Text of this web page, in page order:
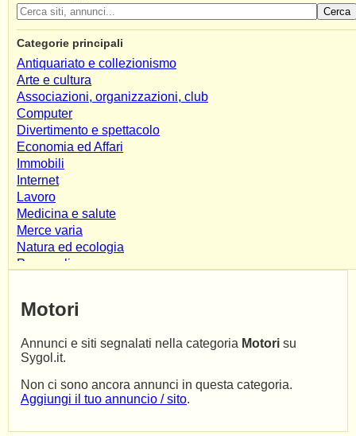
Cerca
Categorie principali
Antiquariato e collezionismo
Arte e cultura
Associazioni, organizzazioni, club
Computer
Divertimento e spettacolo
Economia ed Affari
Immobili
Internet
Lavoro
Medicina e salute
Merce varia
Natura ed ecologia
Personali
Shopping e servizi
Sport e tempo libero
Varie
Veicoli
Affiliate Marketing
App & Mobile
Motori
Annunci e siti segnalati nella categoria Motori su
Sygol.it.
Non ci sono ancora annunci in questa categoria.
Aggiungi il tuo annuncio / sito.